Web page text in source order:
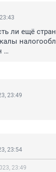
ли ещё
…
23:49
23:54
23:49